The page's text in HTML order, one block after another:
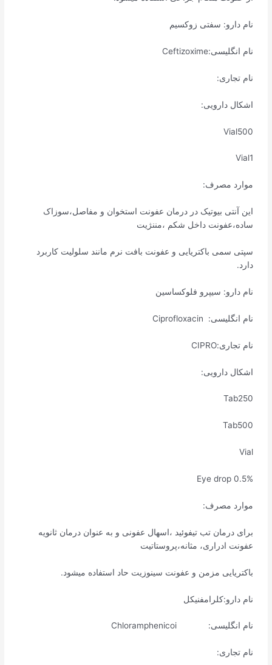
نام دارو: سفتی زوکسیم
نام انگلیسی:Ceftizoxime
نام تجاری:
اشکال دارویی:
Vial500
Vial1
موارد مصرف:
این آنتی بیوتیک در درمان عفونت استخوان و مفاصل،سوزاک
ساده،عفونت داخل شکم ،مننژیت
سپتی سمی باکتریایی و عفونت بافت نرم مانند سلولیت کاربرد
دارد.
نام دارو: سیپرو فلوکساسین
نام انگلیسی: Ciprofloxacin
نام تجاری:CIPRO
اشکال دارویی:
Tab250
Tab500
Vial
Eye drop 0.5%
موارد مصرف:
برای درمان تب تیفوئید ،اسهال عفونی و به عنوان درمان ثانویه
عفونت ادراری، مثانه،پروستاتیت
باکتریایی مزمن و عفونت سینوزیت حاد استفاده میشود.
نام دارو:کلرامفنیکل
نام انگلیسی: Chloramphenicoi
نام تجاری: